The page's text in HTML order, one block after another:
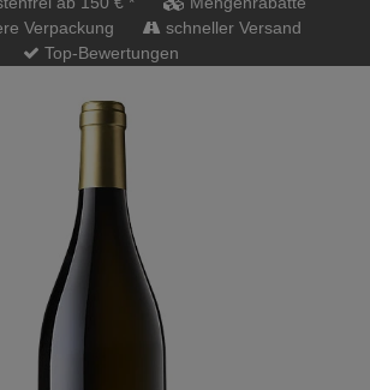
Verpackung
schneller Versand
Top-Bewertungen